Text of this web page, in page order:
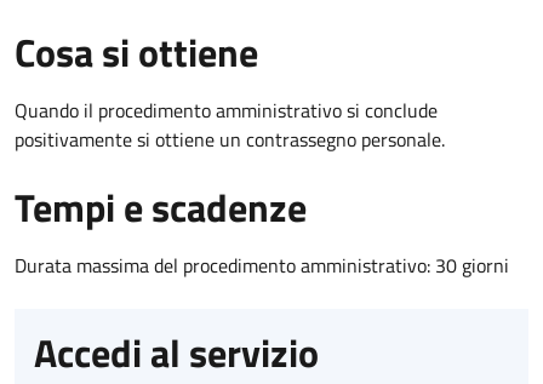
Cosa si ottiene
Quando il procedimento amministrativo si conclude
positivamente si ottiene un contrassegno personale.
Tempi e scadenze
Durata massima del procedimento amministrativo: 30 giorni
Accedi al servizio